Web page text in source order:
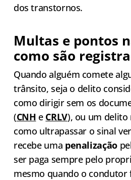
dos transtornos.
Multas e pontos
como são
Quando alguém comete
trânsito, seja o delito
como dirigir sem os
(CNH e CRLV), ou um delito
como ultrapassar o sinal
recebe uma penalização
ser paga sempre pelo
mesmo quando o condutor